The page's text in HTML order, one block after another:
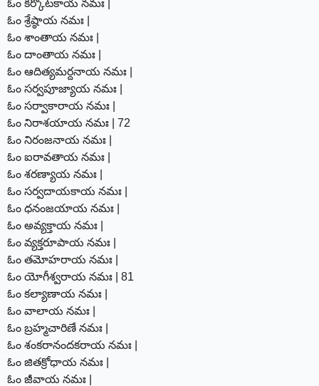
ఓం కర్కోటకాయ నమః |
ఓం శ్రేష్ఠాయ నమః |
ఓం శాంతాయ నమః |
ఓం దాంతాయ నమః |
ఓం ఆదిత్యమర్దనాయ నమః |
ఓం సర్వపూజ్యాయ నమః |
ఓం సర్వాకారాయ నమః |
ఓం నిరాశయాయ నమః | 72
ఓం నిరంజనాయ నమః |
ఓం ఐరావతాయ నమః |
ఓం శరణ్యాయ నమః |
ఓం సర్వదాయకాయ నమః |
ఓం ధనంజయాయ నమః |
ఓం అవ్యక్తాయ నమః |
ఓం వ్యక్తరూపాయ నమః |
ఓం తమోహరాయ నమః |
ఓం యోగీశ్వరాయ నమః | 81
ఓం కల్యాణాయ నమః |
ఓం వాలాయ నమః |
ఓం బ్రహ్మచారిణే నమః |
ఓం శంకరానందకరాయ నమః |
ఓం జితక్రోధాయ నమః |
ఓం జీవాయ నమః |